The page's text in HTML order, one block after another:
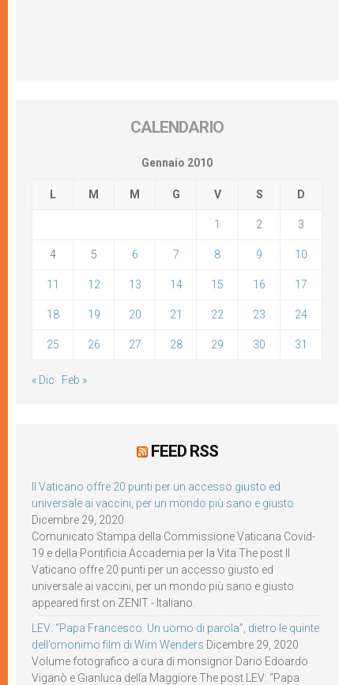
CALENDARIO
Gennaio 2010
L M M G V S D
1 2 3
4 5 6 7 8 9 10
11 12 13 14 15 16 17
18 19 20 21 22 23 24
25 26 27 28 29 30 31
« Dic Feb »
FEED RSS
Il Vaticano offre 20 punti per un accesso giusto ed
universale ai vaccini, per un mondo più sano e giusto
Dicembre 29, 2020
Comunicato Stampa della Commissione Vaticana Covid-
19 e della Pontificia Accademia per la Vita The post Il
Vaticano offre 20 punti per un accesso giusto ed
universale ai vaccini, per un mondo più sano e giusto
appeared first on ZENIT - Italiano.
LEV: “Papa Francesco. Un uomo di parola”, dietro le quinte
dell’omonimo film di Wim Wenders Dicembre 29, 2020
Volume fotografico a cura di monsignor Dario Edoardo
Viganò e Gianluca della Maggiore The post LEV: “Papa